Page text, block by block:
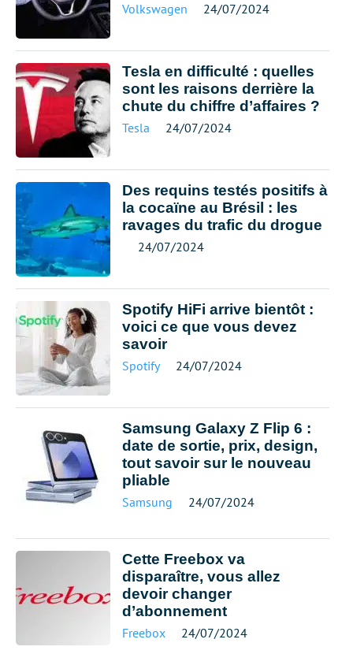
Volkswagen 24/07/2024
Tesla en difficulté : quelles
sont les raisons derrière la
chute du chiffre d’affaires ?
Tesla 24/07/2024
Des requins testés positifs à
la cocaïne au Brésil : les
ravages du trafic du drogue
24/07/2024
Spotify HiFi arrive bientôt :
voici ce que vous devez
savoir
Spotify 24/07/2024
Samsung Galaxy Z Flip 6 :
date de sortie, prix, design,
tout savoir sur le nouveau
pliable
Samsung 24/07/2024
Cette Freebox va
disparaître, vous allez
devoir changer
d’abonnement
Freebox 24/07/2024